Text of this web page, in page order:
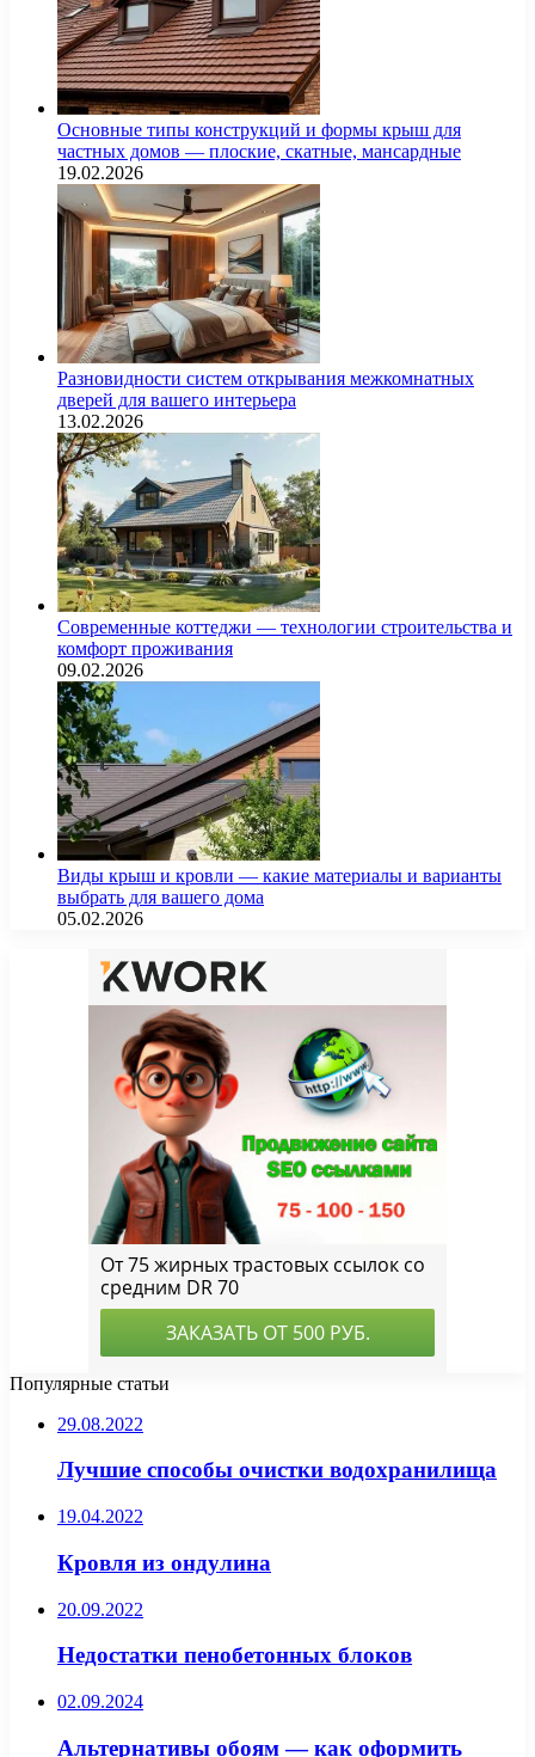
Основные типы конструкций и формы крыш для
частных домов — плоские, скатные, мансардные
19.02.2026
Разновидности систем открывания межкомнатных
дверей для вашего интерьера
13.02.2026
Современные коттеджи — технологии строительства и
комфорт проживания
09.02.2026
Виды крыш и кровли — какие материалы и варианты
выбрать для вашего дома
05.02.2026
Популярные статьи
29.08.2022
Лучшие способы очистки водохранилища
19.04.2022
Кровля из ондулина
20.09.2022
Недостатки пенобетонных блоков
02.09.2024
Альтернативы обоям — как оформить